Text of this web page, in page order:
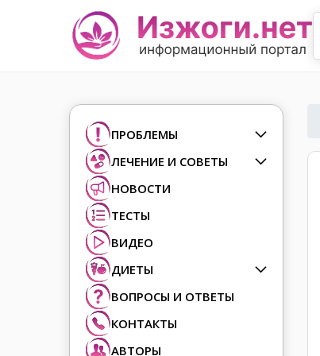
ПРОБЛЕМЫ
ЛЕЧЕНИЕ И СОВЕТЫ
НОВОСТИ
ТЕСТЫ
ВИДЕО
ДИЕТЫ
ВОПРОСЫ И ОТВЕТЫ
КОНТАКТЫ
АВТОРЫ